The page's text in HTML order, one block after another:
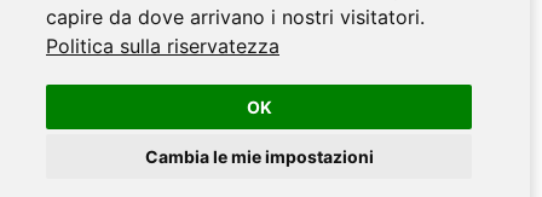
capire da dove arrivano i nostri visitatori.
Politica sulla riservatezza
OK
Cambia le mie impostazioni